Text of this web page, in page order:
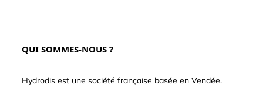
QUI SOMMES-NOUS ?
Hydrodis est une société française basée en Vendée.